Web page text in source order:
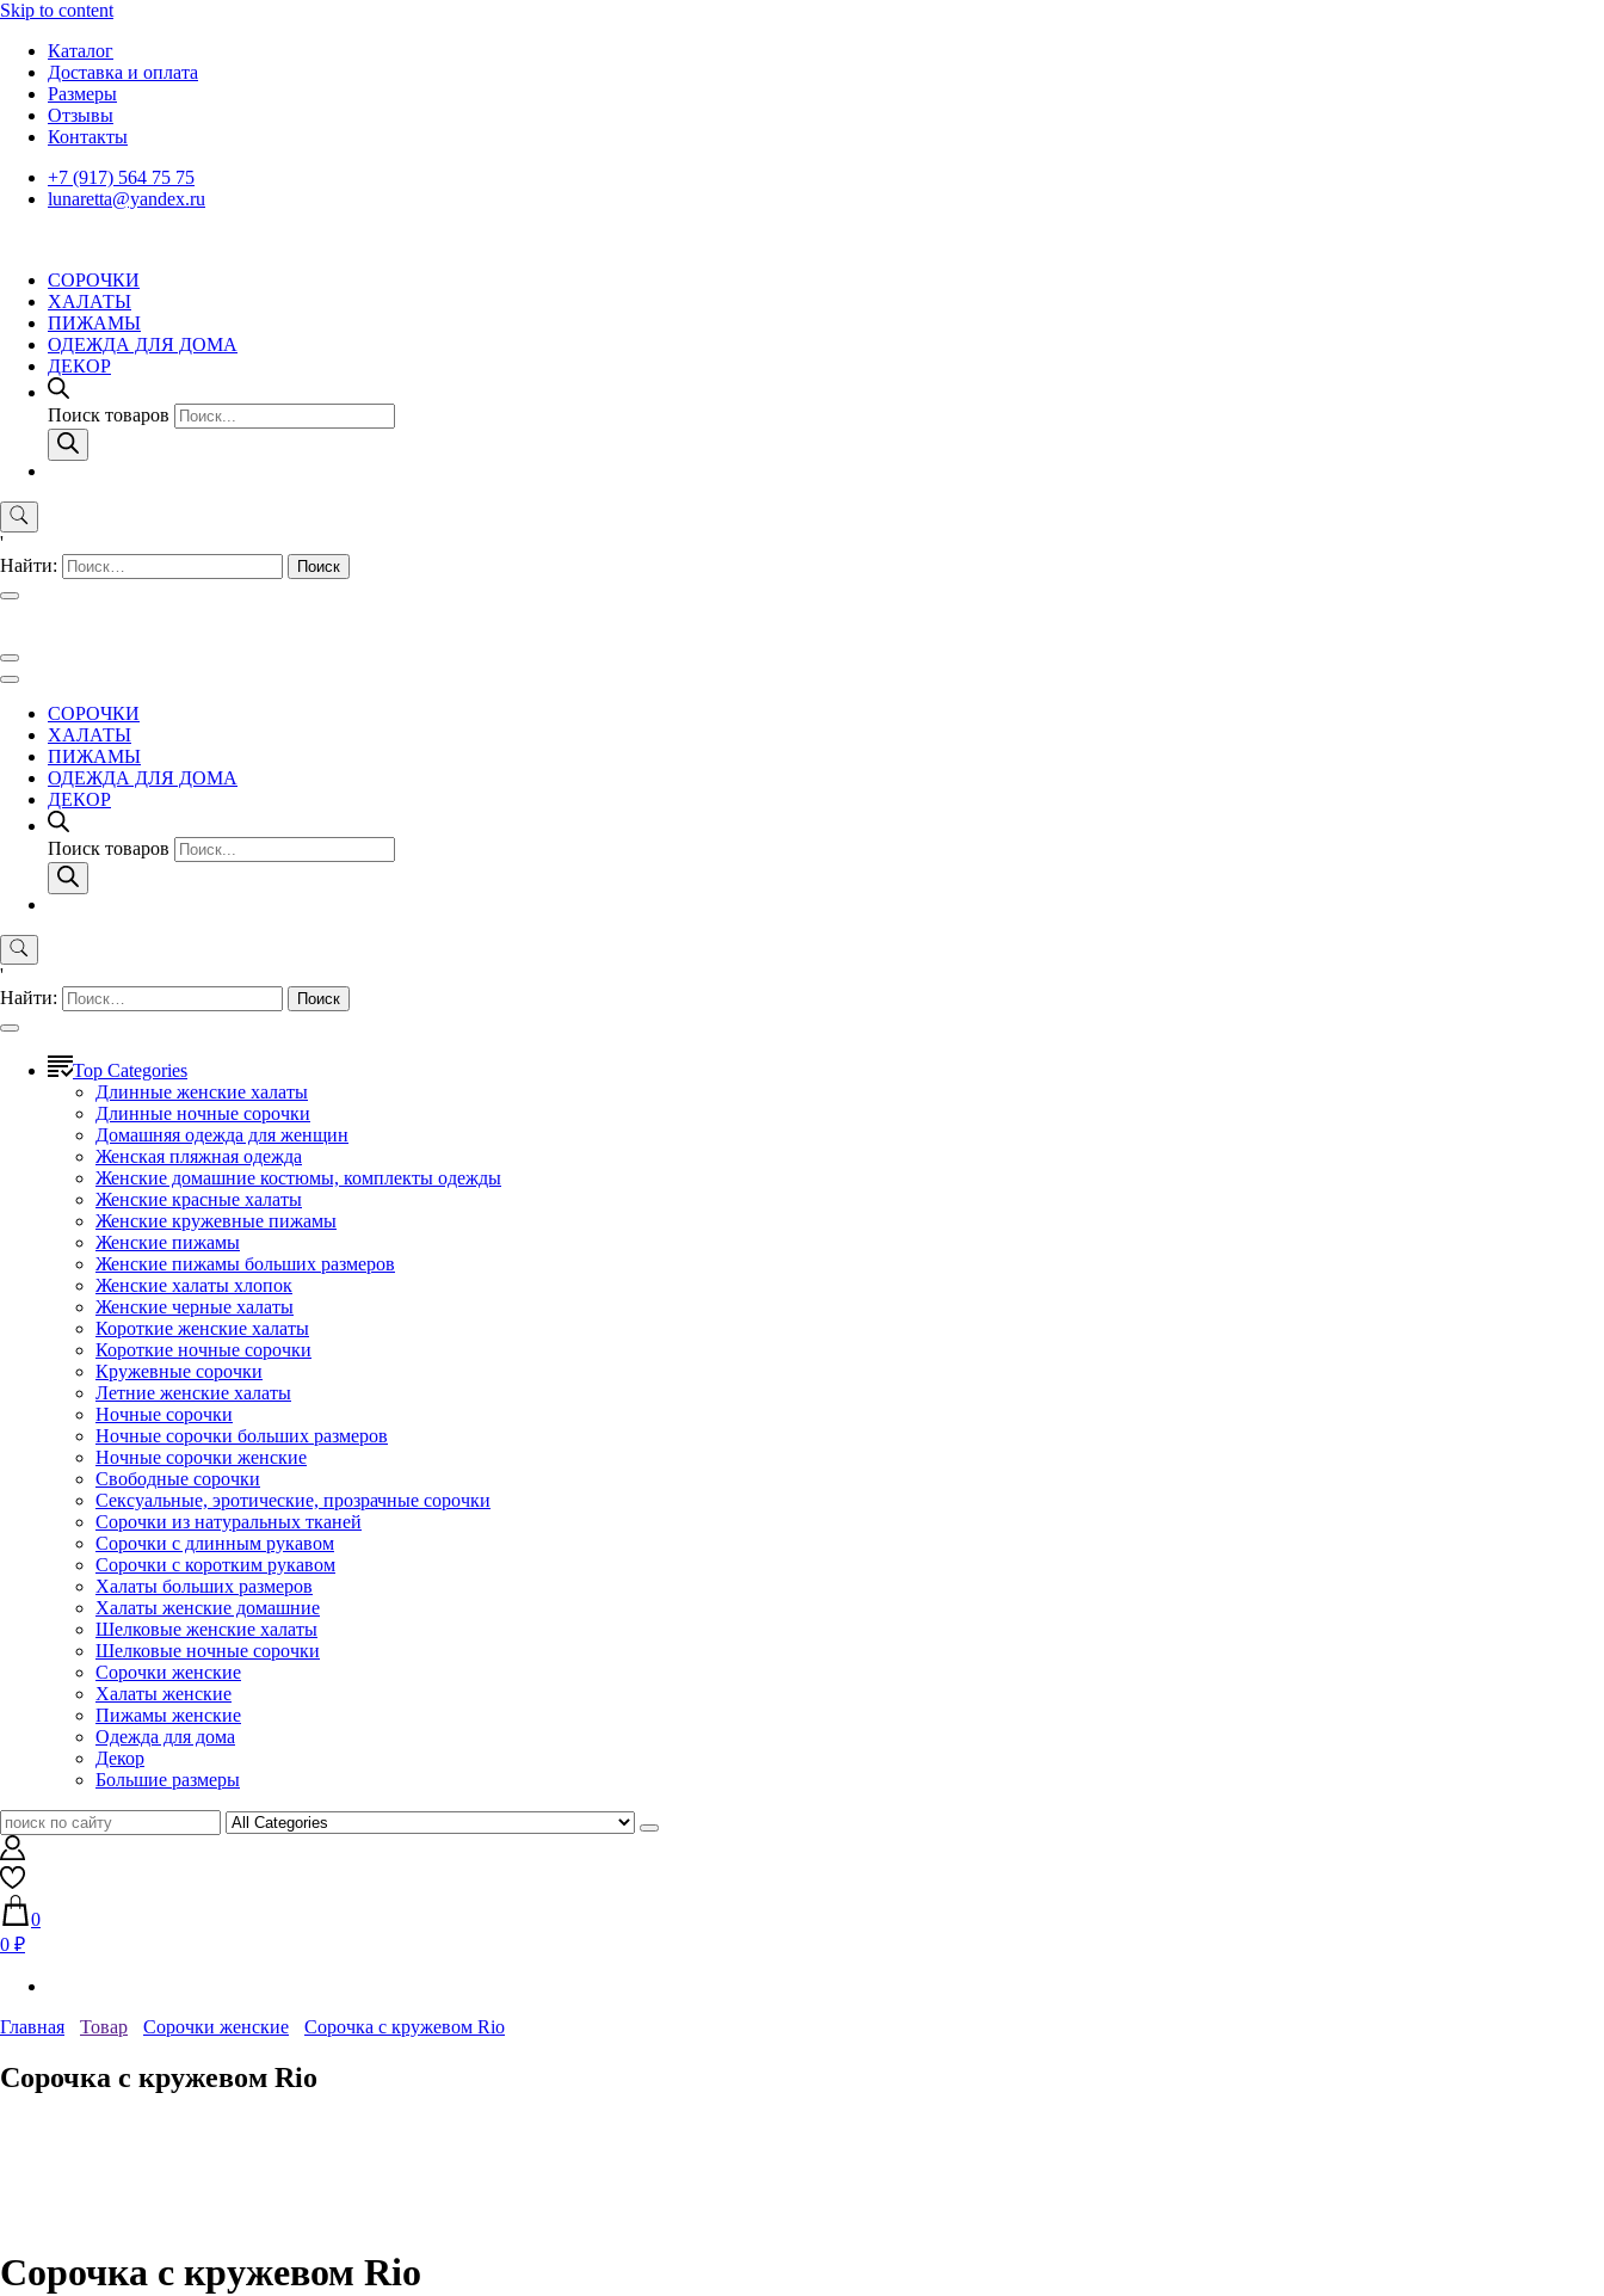
Skip to content
Каталог
Доставка и оплата
Размеры
Отзывы
Контакты
+7 (917) 564 75 75
lunaretta@yandex.ru
СОРОЧКИ
ХАЛАТЫ
ПИЖАМЫ
ОДЕЖДА ДЛЯ ДОМА
ДЕКОР
Поиск товаров
'
Найти:
СОРОЧКИ
ХАЛАТЫ
ПИЖАМЫ
ОДЕЖДА ДЛЯ ДОМА
ДЕКОР
Поиск товаров
'
Найти:
Top Categories
Длинные женские халаты
Длинные ночные сорочки
Домашняя одежда для женщин
Женская пляжная одежда
Женские домашние костюмы, комплекты одежды
Женские красные халаты
Женские кружевные пижамы
Женские пижамы
Женские пижамы больших размеров
Женские халаты хлопок
Женские черные халаты
Короткие женские халаты
Короткие ночные сорочки
Кружевные сорочки
Летние женские халаты
Ночные сорочки
Ночные сорочки больших размеров
Ночные сорочки женские
Свободные сорочки
Сексуальные, эротические, прозрачные сорочки
Сорочки из натуральных тканей
Сорочки с длинным рукавом
Сорочки с коротким рукавом
Халаты больших размеров
Халаты женские домашние
Шелковые женские халаты
Шелковые ночные сорочки
Сорочки женские
Халаты женские
Пижамы женские
Одежда для дома
Декор
Большие размеры
0
0 ₽
Главная Товар Сорочки женские Сорочка с кружевом Rio
Сорочка с кружевом Rio
Сорочка с кружевом Rio